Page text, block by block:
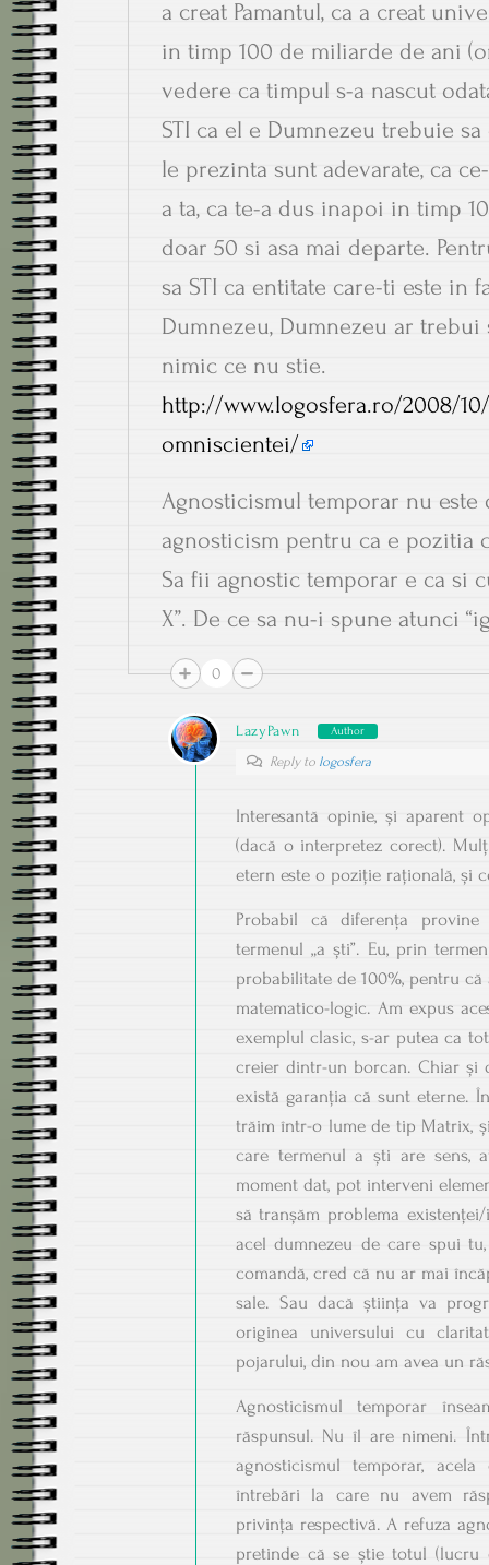
a creat Pamantul, ca a creat
in timp 100 de miliarde de ani
vedere ca timpul s-a nascut
STI ca el e Dumnezeu trebuie
le prezinta sunt adevarate, ca
a ta, ca te-a dus inapoi in timp
doar 50 si asa mai departe.
sa STI ca entitate care-ti este in
Dumnezeu, Dumnezeu ar
nimic ce nu stie.
http://www.logosfera.ro/2008/
omniscientei/
Agnosticismul temporar nu
agnosticism pentru ca e pozitia
Sa fii agnostic temporar e ca si
X”. De ce sa nu-i spune atunci
0
LazyPawn Author
Reply to logosfera
Interesantă opinie, și aparent
(dacă o interpretez corect).
etern este o poziție rațională, și
Probabil că diferența
termenul „a ști”. Eu, prin
probabilitate de 100%, pentru
matematico-logic. Am expus
exemplul clasic, s-ar putea ca
creier dintr-un borcan. Chiar și
există garanția că sunt eterne.
trăim într-o lume de tip Matrix,
care termenul a ști are sens,
moment dat, pot interveni
să tranșăm problema
acel dumnezeu de care spui
comandă, cred că nu ar mai
sale. Sau dacă știința va
originea universului cu
pojarului, din nou am avea un
Agnosticismul temporar
răspunsul. Nu îl are nimeni.
agnosticismul temporar,
întrebări la care nu avem
privința respectivă. A refuza
pretinde că se știe totul (lucru